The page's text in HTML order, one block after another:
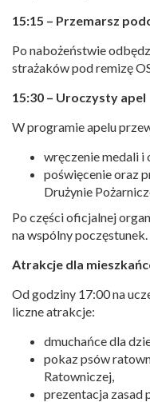
15:15 – Przemarsz
Po nabożeństwie
strażaków pod remizę
15:30 – Uroczysty apel
W programie apelu
wręczenie medali i
poświęcenie oraz
Drużynie
Po części oficjalnej
na wspólny poczęstunek.
Atrakcje dla
Od godziny 17:00 na
liczne atrakcje:
dmuchańce dla
pokaz psów
Ratowniczej,
prezentacja zasad